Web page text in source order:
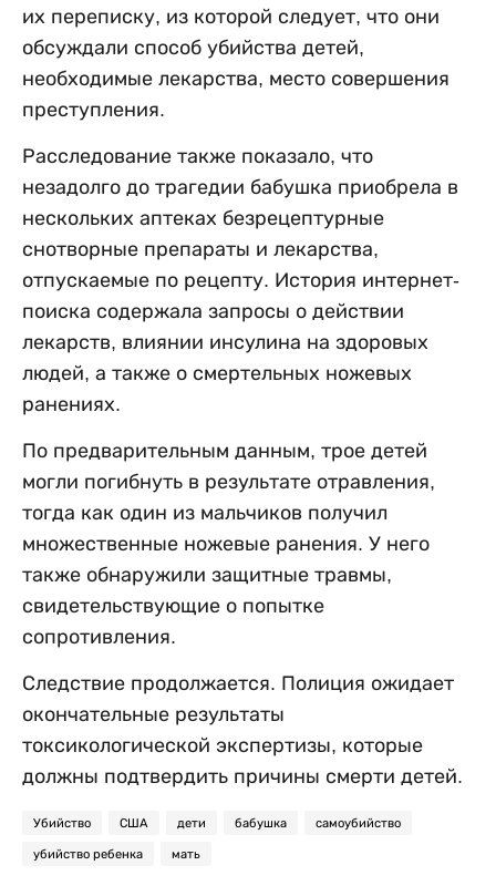
их переписку, из которой следует, что они
обсуждали способ убийства детей,
необходимые лекарства, место совершения
преступления.
Расследование также показало, что
незадолго до трагедии бабушка приобрела в
нескольких аптеках безрецептурные
снотворные препараты и лекарства,
отпускаемые по рецепту. История интернет-
поиска содержала запросы о действии
лекарств, влиянии инсулина на здоровых
людей, а также о смертельных ножевых
ранениях.
По предварительным данным, трое детей
могли погибнуть в результате отравления,
тогда как один из мальчиков получил
множественные ножевые ранения. У него
также обнаружили защитные травмы,
свидетельствующие о попытке
сопротивления.
Следствие продолжается. Полиция ожидает
окончательные результаты
токсикологической экспертизы, которые
должны подтвердить причины смерти детей.
Убийство США дети бабушка самоубийство
убийство ребенка мать